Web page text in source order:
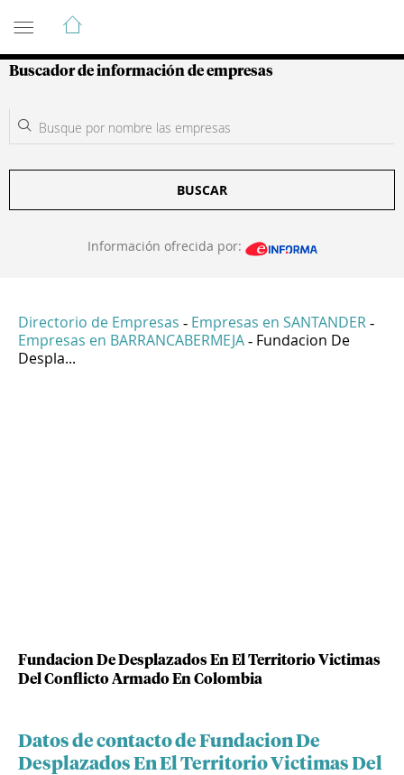
Guía de Empresas Colombianas
Buscador de información de empresas
BUSCAR
Información ofrecida por:
Directorio de Empresas - Empresas en SANTANDER -
Empresas en BARRANCABERMEJA - Fundacion De
Despla...
Fundacion De Desplazados En El Territorio Victimas
Del Conflicto Armado En Colombia
Datos de contacto de Fundacion De
Desplazados En El Territorio Victimas Del